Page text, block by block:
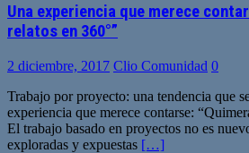
Una experiencia que merece
relatos en 360°”
2 diciembre, 2017 Clio Comunidad 0
Trabajo por proyecto: una tendencia que
experiencia que merece contarse:
El trabajo basado en proyectos no es
exploradas y expuestas […]